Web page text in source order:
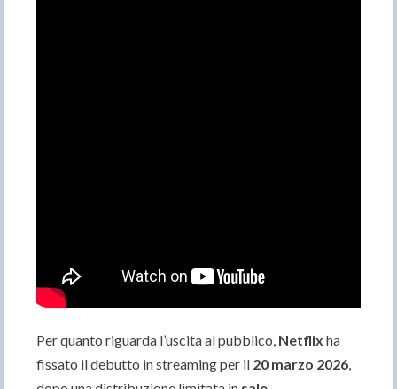
Per quanto riguarda l’uscita al pubblico, Netflix ha
fissato il debutto in streaming per il 20 marzo 2026,